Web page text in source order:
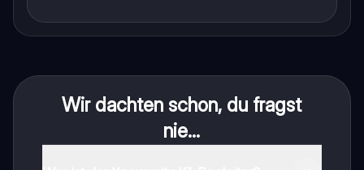
Wir dachten schon, du fragst
nie...